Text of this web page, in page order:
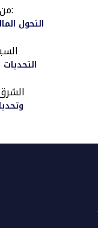
من النفط إلى الاستثمار:
التحول
التحديات